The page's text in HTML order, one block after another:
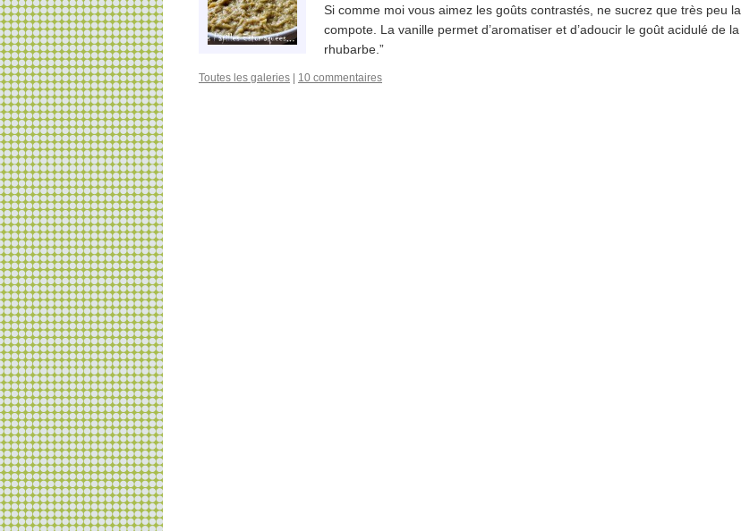
Si comme moi vous aimez les goûts contrastés, ne sucrez que très peu la
compote. La vanille permet d’aromatiser et d’adoucir le goût acidulé de la
rhubarbe.”
Toutes les galeries 10 commentaires